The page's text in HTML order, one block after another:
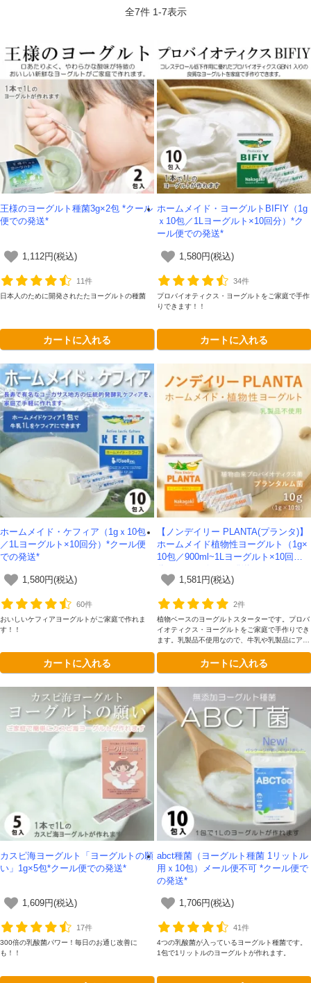
全7件 1-7表示
王様のヨーグルト種菌3g×2包 *クール
便での発送*
1,112円(税込)
11件
日本人のために開発されたたヨーグルトの種菌
カートに入れる
ホームメイド・ヨーグルトBIFIY（1g
ｘ10包／1Lヨーグルト×10回分）*ク
ール便での発送*
1,580円(税込)
34件
プロバイオティクス・ヨーグルトをご家庭で手作
りできます！！
カートに入れる
ホームメイド・ケフィア（1gｘ10包
／1Lヨーグルト×10回分）*クール便
での発送*
1,580円(税込)
60件
おいしいケフィアヨーグルトがご家庭で作れま
す！！
カートに入れる
【ノンデイリー PLANTA(プランタ)】
ホームメイド植物性ヨーグルト（1g×
10包／900ml~1Lヨーグルト×10回
1,581円(税込)
2件
植物ベースのヨーグルトスターターです。プロバ
イオティクス・ヨーグルトをご家庭で手作りでき
ます。乳製品不使用なので、牛乳や乳製品にアレ
カートに入れる
カスピ海ヨーグルト「ヨーグルトの願
い」1g×5包*クール便での発送*
1,609円(税込)
17件
300倍の乳酸菌パワー！毎日のお通じ改善に
も！！
abct種菌（ヨーグルト種菌 1リットル
用ｘ10包）メール便不可 *クール便で
の発送*
1,706円(税込)
41件
4つの乳酸菌が入っているヨーグルト種菌です。
1包で1リットルのヨーグルトが作れます。